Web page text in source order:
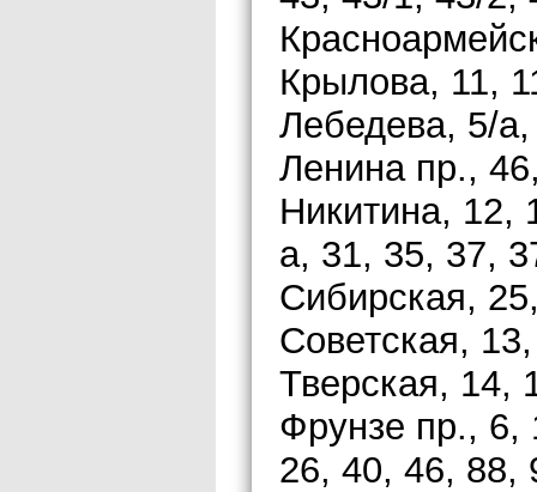
Крылова, 11,
Лебедева, 5/
Ленина пр.,
Никитина, 12,
а, 31, 35, 37,
Сибирская,
Советская,
Тверская, 14,
Фрунзе пр., 6,
26, 40, 46, 88,